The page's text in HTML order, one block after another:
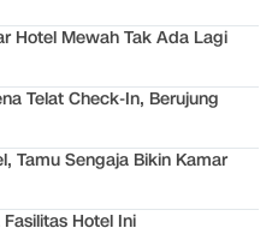
Hotel Mewah Tak Ada Lagi
Telat Check-In, Berujung
Tamu Sengaja Bikin Kamar
Hotel Ini